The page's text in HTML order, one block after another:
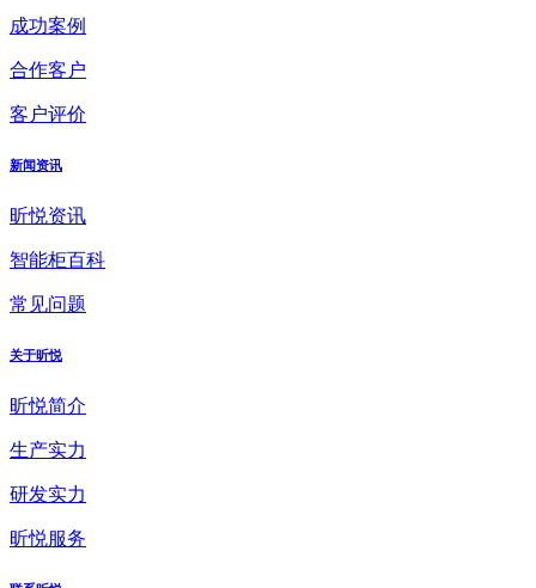
成功案例
合作客户
客户评价
新闻资讯
昕悦资讯
智能柜百科
常见问题
关于昕悦
昕悦简介
生产实力
研发实力
昕悦服务